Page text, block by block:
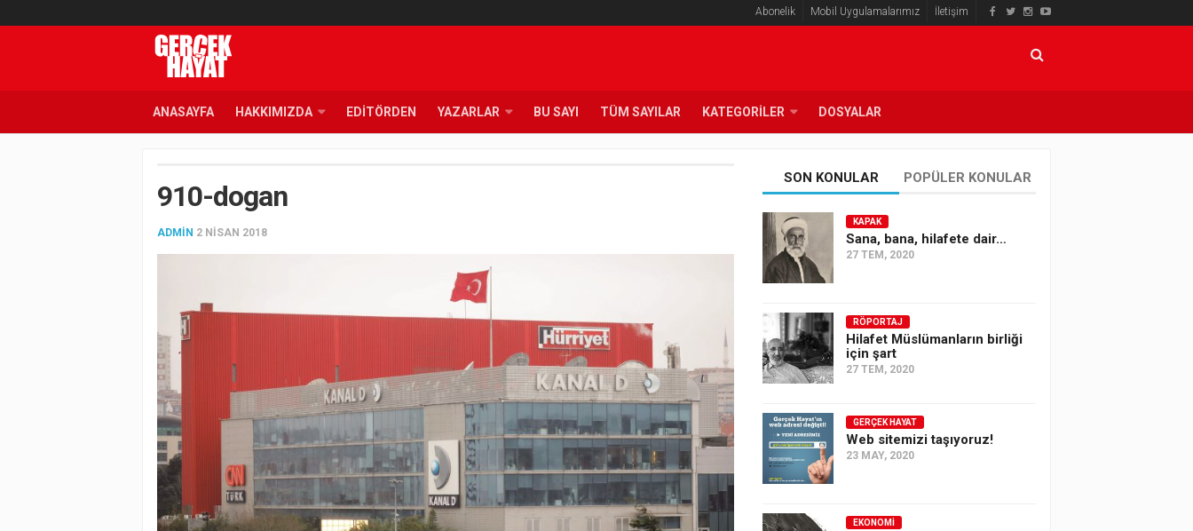
Abonelik Mobil Uygulamalarımız İletişim
ANASAYFA HAKKIMIZDA EDITÖRDEN YAZARLAR BU SAYI TÜM SAYILAR KATEGORILER DOSYALAR
910-dogan
ADMIN 2 NISAN 2018
SON KONULAR POPÜLER KONULAR
KAPAK
Sana, bana, hilafete dair…
27 TEM, 2020
RÖPORTAJ
Hilafet Müslümanların birliği
için şart
27 TEM, 2020
GERÇEK HAYAT
Web sitemizi taşıyoruz!
23 MAY, 2020
EKONOMI